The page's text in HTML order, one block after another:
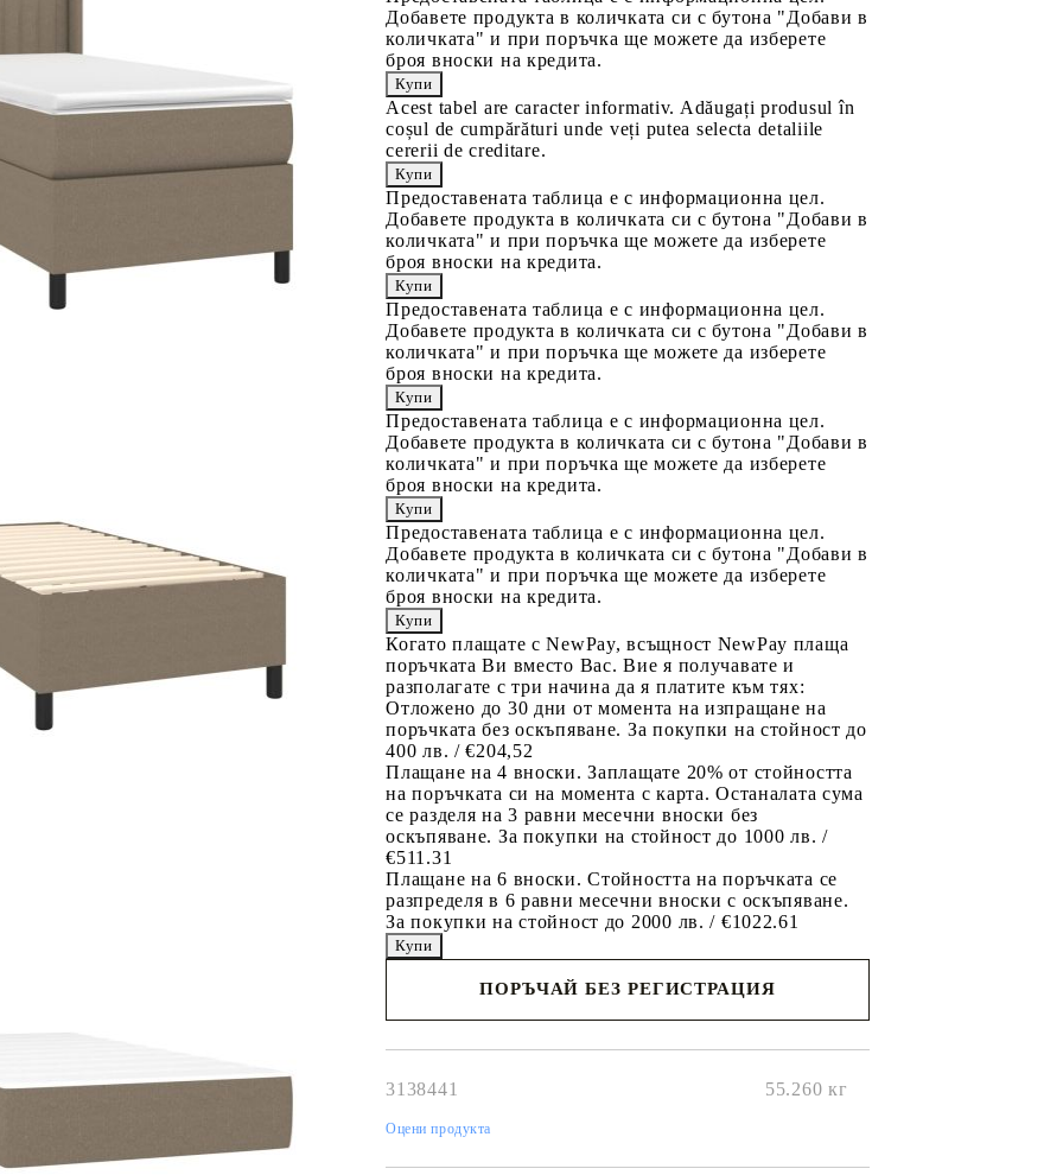
Добавете продукта в количката си с бутона "Добави в
количката" и при поръчка ще можете да изберете
броя вноски на кредита.
Acest tabel are caracter informativ. Adăugați produsul în
coșul de cumpărături unde veți putea selecta detaliile
cererii de creditare.
Предоставената таблица е с информационна цел.
Добавете продукта в количката си с бутона "Добави в
количката" и при поръчка ще можете да изберете
броя вноски на кредита.
Предоставената таблица е с информационна цел.
Добавете продукта в количката си с бутона "Добави в
количката" и при поръчка ще можете да изберете
броя вноски на кредита.
Предоставената таблица е с информационна цел.
Добавете продукта в количката си с бутона "Добави в
количката" и при поръчка ще можете да изберете
броя вноски на кредита.
Предоставената таблица е с информационна цел.
Добавете продукта в количката си с бутона "Добави в
количката" и при поръчка ще можете да изберете
броя вноски на кредита.
Когато плащате с NewPay, всъщност NewPay плаща
поръчката Ви вместо Вас. Вие я получавате и
разполагате с три начина да я платите към тях:
Отложено до 30 дни от момента на изпращане на
поръчката без оскъпяване. За покупки на стойност до
400 лв. / €204,52
Плащане на 4 вноски. Заплащате 20% от стойността
на поръчката си на момента с карта. Останалата сума
се разделя на 3 равни месечни вноски без
оскъпяване. За покупки на стойност до 1000 лв. /
€511.31
Плащане на 6 вноски. Стойността на поръчката се
разпределя в 6 равни месечни вноски с оскъпяване.
За покупки на стойност до 2000 лв. / €1022.61
ПОРЪЧАЙ БЕЗ РЕГИСТРАЦИЯ
3138441 55.260 кг
Оцени продукта